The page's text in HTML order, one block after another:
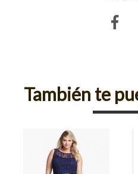
También te